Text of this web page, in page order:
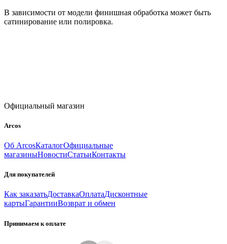
В зависимости от модели финишная обработка может быть
сатинирование или полировка.
Официальный магазин
Arcos
Об ArcosКаталогОфициальные
магазиныНовостиСтатьиКонтакты
Для покупателей
Как заказатьДоставкаОплатаДисконтные
картыГарантииВозврат и обмен
Принимаем к оплате